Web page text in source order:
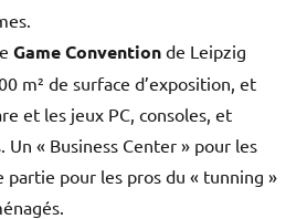
Game Convention de Leipzig
m² de surface d’exposition, et
et les jeux PC, consoles, et
« Business Center » pour les
partie pour les pros du « tunning »